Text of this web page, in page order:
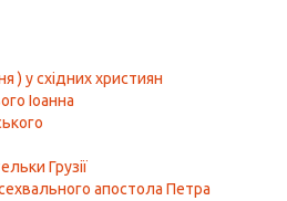
) у східних християн
Іоанна
Грузії
апостола Петра